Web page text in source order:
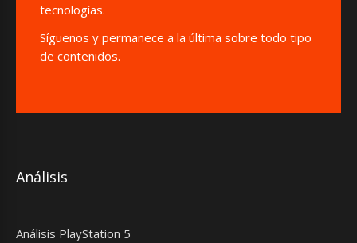
tecnologías.
Síguenos y permanece a la última sobre todo tipo
de contenidos.
Análisis
Análisis PlayStation 5